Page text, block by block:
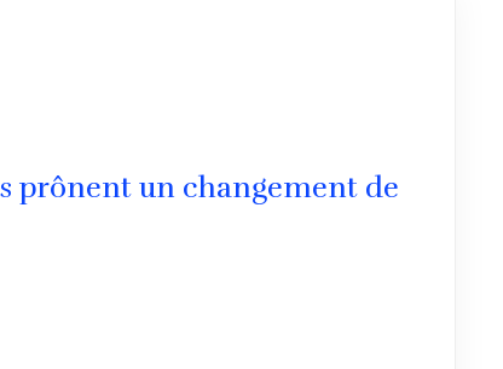
prônent un changement de